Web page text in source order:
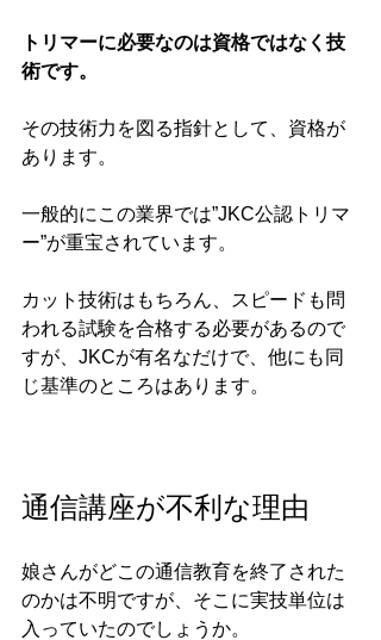
トリマーに必要なのは資格ではなく技
術です。
その技術力を図る指針として、資格が
あります。
一般的にこの業界では”JKC公認トリマ
ー”が重宝されています。
カット技術はもちろん、スピードも問
われる試験を合格する必要があるので
すが、JKCが有名なだけで、他にも同
じ基準のところはあります。
通信講座が不利な理由
娘さんがどこの通信教育を終了された
のかは不明ですが、そこに実技単位は
入っていたのでしょうか。